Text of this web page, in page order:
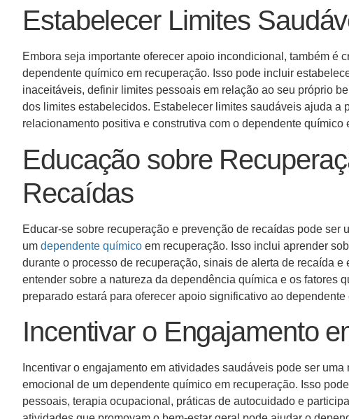
Estabelecer Limites
Embora seja importante oferecer apoio incondicional, também é
dependente químico em recuperação. Isso pode incluir
inaceitáveis, definir limites pessoais em relação ao seu próprio
dos limites estabelecidos. Estabelecer limites saudáveis ajuda a
relacionamento positiva e construtiva com o dependente químico
Educação sobre
Recaídas
Educar-se sobre recuperação e prevenção de recaídas pode ser
um dependente químico em recuperação. Isso inclui aprender
durante o processo de recuperação, sinais de alerta de recaída
entender sobre a natureza da dependência química e os fatores
preparado estará para oferecer apoio significativo ao
Incentivar o Engajamento
Incentivar o engajamento em atividades saudáveis pode ser
emocional de um dependente químico em recuperação. Isso
pessoais, terapia ocupacional, práticas de autocuidado e